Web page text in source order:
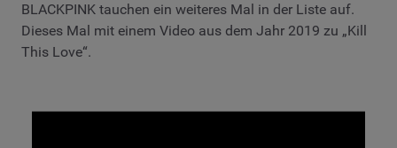
BLACKPINK tauchen ein weiteres Mal in der Liste auf.
Dieses Mal mit einem Video aus dem Jahr 2019 zu „Kill
This Love“.